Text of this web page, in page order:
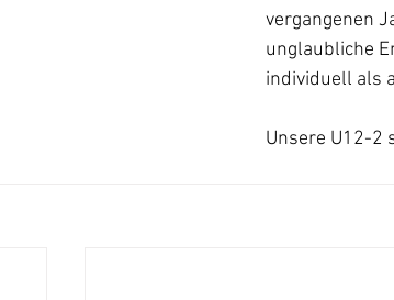
vergangenen
unglaubliche
individuell als
Unsere U12-2